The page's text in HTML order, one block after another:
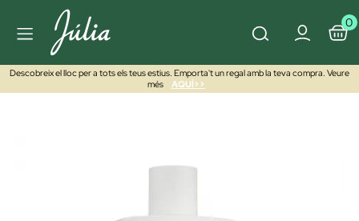
0
Descobreix el lloc per a tots els teus estius. Emporta't un regal amb la teva compra. Veure
més
AQUÍ>>